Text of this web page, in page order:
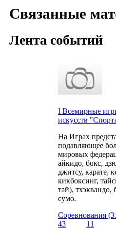
Связанные
Лента событий
I Всемирные
искусств
На Играх
подавляющее
мировых
айкидо, бокс,
джитсу, карате,
кикбоксинг,
тай), тхэквандо,
сумо.
Соревнования
43
11